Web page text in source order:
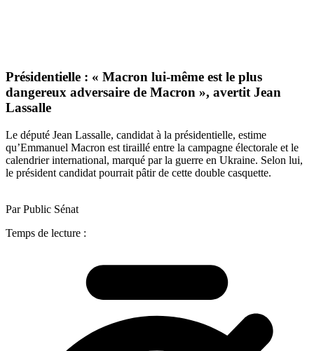
Présidentielle : « Macron lui-même est le plus
dangereux adversaire de Macron », avertit Jean
Lassalle
Le député Jean Lassalle, candidat à la présidentielle, estime
qu’Emmanuel Macron est tiraillé entre la campagne électorale et le
calendrier international, marqué par la guerre en Ukraine. Selon lui,
le président candidat pourrait pâtir de cette double casquette.
Par Public Sénat
Temps de lecture :